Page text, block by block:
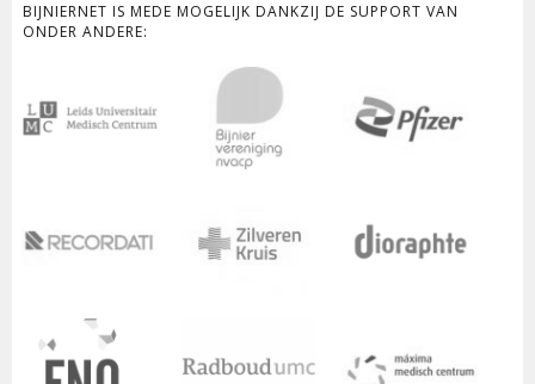
BIJNIERNET IS MEDE MOGELIJK DANKZIJ DE SUPPORT VAN
ONDER ANDERE: